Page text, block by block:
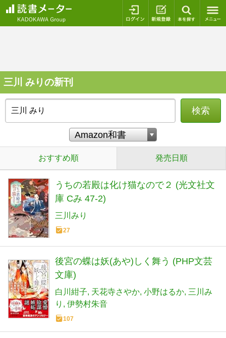
ログイン 新規登録
三川 みりの新刊
検索
おすすめ順 発売日順
うちの若殿は化け猫なので２ (光文社文
庫 Cみ 47-2)
三川みり
27
後宮の蝶は妖(あや)しく舞う (PHP文芸
文庫)
白川紺子 天花寺さやか 小野はるか 三川み
り
伊勢村朱音
107